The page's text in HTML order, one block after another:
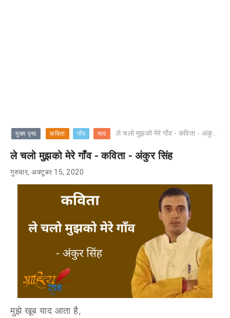
मुख्य पृष्ठ कविता गाँव याद ले चलो मुझको मेरे गाँव - कविता - अंकुर सिंह
ले चलो मुझको मेरे गाँव - कविता - अंकुर सिंह
गुरुवार, अक्टूबर 15, 2020
मुझे खूब याद आता है,